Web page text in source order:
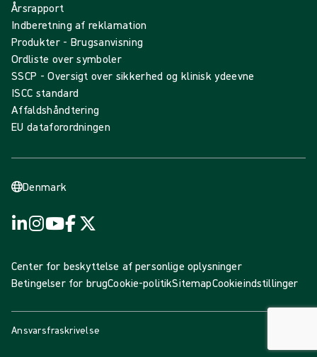
Årsrapport
Indberetning af reklamation
Produkter - Brugsanvisning
Ordliste over symboler
SSCP - Oversigt over sikkerhed og klinisk ydeevne
ISCC standard
Affaldshåndtering
EU dataforordningen
Denmark
Center for beskyttelse af personlige oplysninger
Betingelser for brugCookie-politikSitemapCookieindstillinger
Ansvarsfraskrivelse